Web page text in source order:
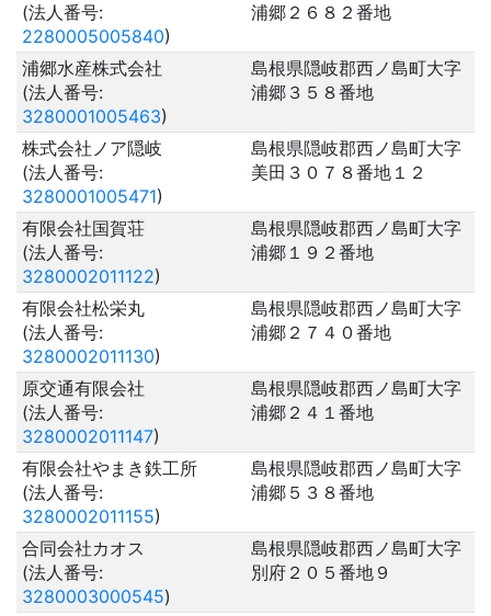
(法人番号:
2280005005840)
浦郷２６８２番地
浦郷水産株式会社
(法人番号:
3280001005463)
島根県隠岐郡西ノ島町大字
浦郷３５８番地
株式会社ノア隠岐
(法人番号:
3280001005471)
島根県隠岐郡西ノ島町大字
美田３０７８番地１２
有限会社国賀荘
(法人番号:
3280002011122)
島根県隠岐郡西ノ島町大字
浦郷１９２番地
有限会社松栄丸
(法人番号:
3280002011130)
島根県隠岐郡西ノ島町大字
浦郷２７４０番地
原交通有限会社
(法人番号:
3280002011147)
島根県隠岐郡西ノ島町大字
浦郷２４１番地
有限会社やまき鉄工所
(法人番号:
3280002011155)
島根県隠岐郡西ノ島町大字
浦郷５３８番地
合同会社カオス
(法人番号:
3280003000545)
島根県隠岐郡西ノ島町大字
別府２０５番地９